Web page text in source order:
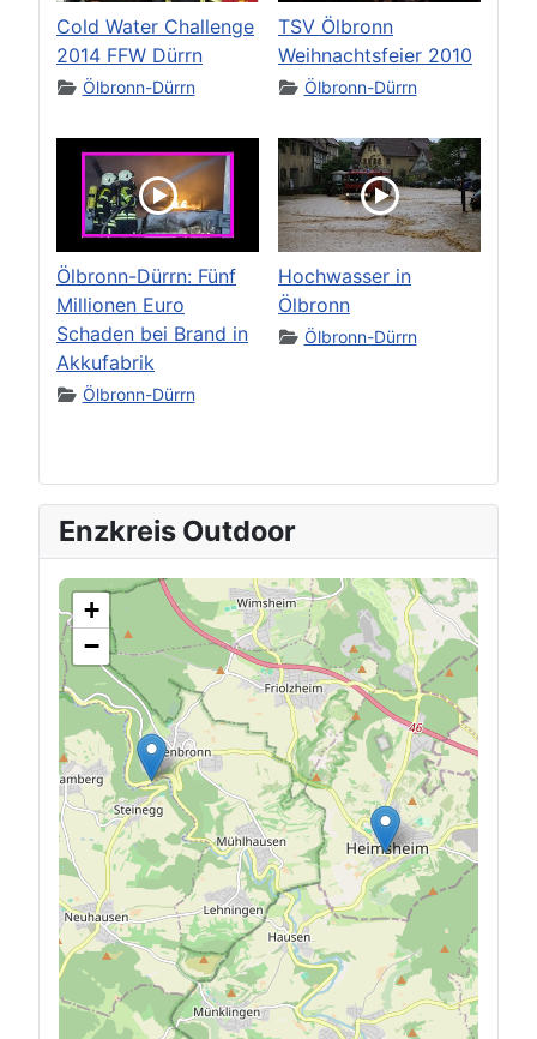
Cold Water Challenge
2014 FFW Dürrn
Ölbronn-Dürrn
TSV Ölbronn
Weihnachtsfeier 2010
Ölbronn-Dürrn
Ölbronn-Dürrn: Fünf
Millionen Euro
Schaden bei Brand in
Akkufabrik
Ölbronn-Dürrn
Hochwasser in
Ölbronn
Ölbronn-Dürrn
Enzkreis Outdoor
+
−